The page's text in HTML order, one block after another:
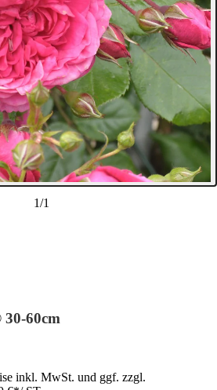
1/1
60cm
inkl. MwSt. und ggf. zzgl.